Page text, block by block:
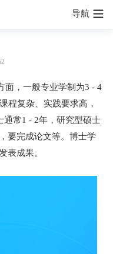
导航
面，一般专业学制为3 - 4
程复杂、实践要求高，
通常1 - 2年，研究型硕士
要完成论文等。博士学
表成果。